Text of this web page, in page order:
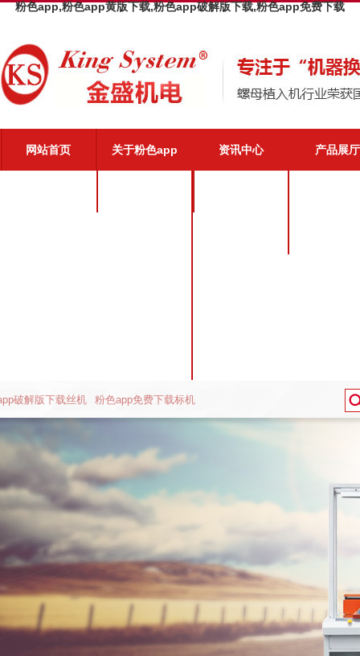
粉色app,粉色app黄版下载,粉色app破解版下载,粉色app免费下载
网站首页 关于粉色app 资讯中心 产品展厅
破解版下载丝机 粉色app免费下载标机